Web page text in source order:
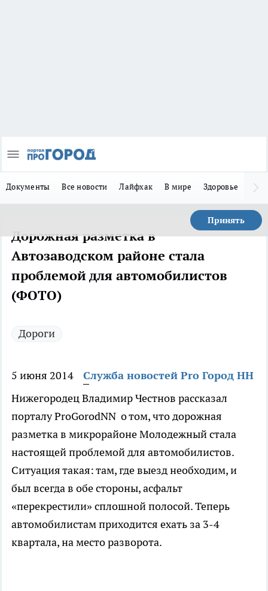
Документы Все новости Лайфхак В мире Здоровье
Принять
Дорожная разметка в
Автозаводском районе стала
проблемой для автомобилистов
(ФОТО)
Дороги
5 июня 2014
Служба новостей Pro Город НН
Нижегородец Владимир Честнов рассказал
порталу ProGorodNN о том, что дорожная
разметка в микрорайоне Молодежный стала
настоящей проблемой для автомобилистов.
Ситуация такая: там, где выезд необходим, и
был всегда в обе стороны, асфальт
«перекрестили» сплошной полосой. Теперь
автомобилистам приходится ехать за 3-4
квартала, на место разворота.